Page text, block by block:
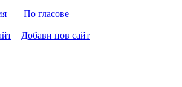
По гласове
Добави нов сайт